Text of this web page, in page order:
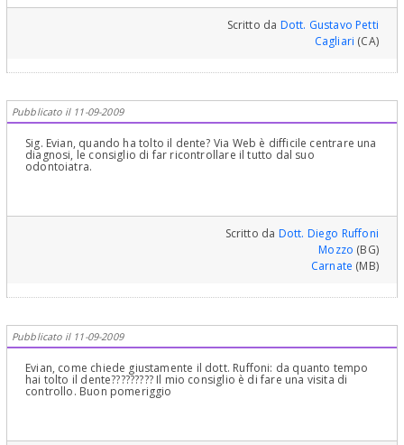
Scritto da Dott. Gustavo Petti
Cagliari (CA)
Pubblicato il 11-09-2009
Sig. Evian, quando ha tolto il dente? Via Web è difficile centrare una
diagnosi, le consiglio di far ricontrollare il tutto dal suo
odontoiatra.
Scritto da Dott. Diego Ruffoni
Mozzo (BG)
Carnate (MB)
Pubblicato il 11-09-2009
Evian, come chiede giustamente il dott. Ruffoni: da quanto tempo
hai tolto il dente????????? Il mio consiglio è di fare una visita di
controllo. Buon pomeriggio